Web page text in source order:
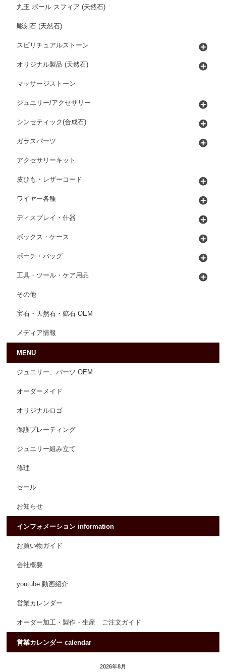
丸玉 ボール スフィア (天然石)
彫刻石 (天然石)
スピリチュアルストーン
オリジナル製品 (天然石)
マッサージストーン
ジュエリー/アクセサリー
シンセティック(合成石)
ガラスパーツ
アクセサリーキット
皮ひも・レザーコード
ワイヤー各種
ディスプレイ・什器
ボックス・ケース
ポーチ・バッグ
工具・ツール・ケア用品
その他
宝石・天然石・鉱石 OEM
メディア情報
MENU
ジュエリー、パーツ OEM
オーダーメイド
オリジナルロゴ
保護プレーティング
ジュエリー組み立て
修理
セール
お知らせ
インフォメーション information
お買い物ガイド
会社概要
youtube 動画紹介
営業カレンダー
オーダー加工・製作・生産 ご注文ガイド
営業カレンダー calendar
2026年8月